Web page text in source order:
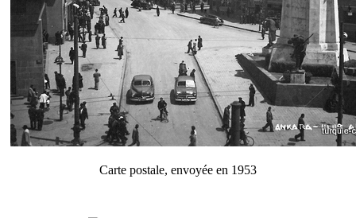
Carte postale, envoyée en 1953